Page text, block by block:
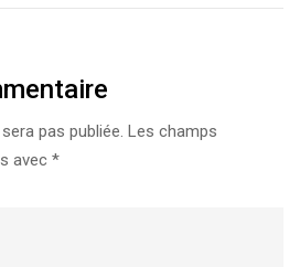
pas publiée. Les champs
avec *